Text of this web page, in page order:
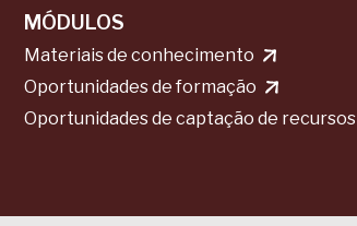
MÓDULOS
Materiais de conhecimento
Oportunidades de formação
Oportunidades de captação de recursos